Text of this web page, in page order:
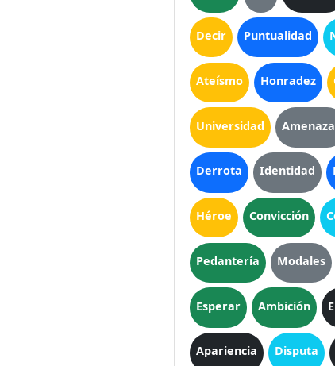
Decir Puntualidad
Ateísmo Honradez
Universidad
Derrota Identidad
Héroe Convicción
Pedantería Modales
Esperar Ambición
Apariencia Disputa